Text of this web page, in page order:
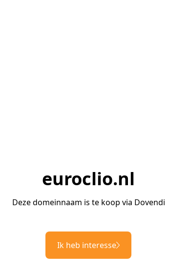
euroclio.nl
Deze domeinnaam is te koop via Dovendi
Ik heb interesse